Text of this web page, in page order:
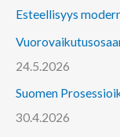
Esteellisyys
24.5.2026
Suomen
30.4.2026